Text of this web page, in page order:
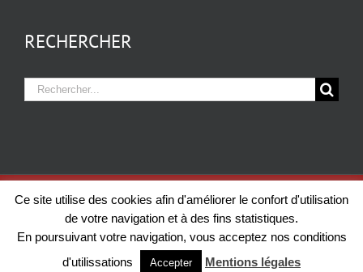
RECHERCHER
Rechercher:
Copyright 2012 - 2026 KEIFLIN & FILS | Tous droits réservés |Mentions
FacebookEmail
Ce site utilise des cookies afin d'améliorer le confort d'utilisation
de votre navigation et à des fins statistiques.
En poursuivant votre navigation, vous acceptez nos conditions
d'utilissations
Accepter Mentions légales